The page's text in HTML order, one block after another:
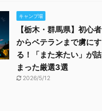
キャンプ場
【栃木・群馬県】初心者
からベテランまで虜にす
る！「また来たい」が詰
まった厳選3選
2026/5/12